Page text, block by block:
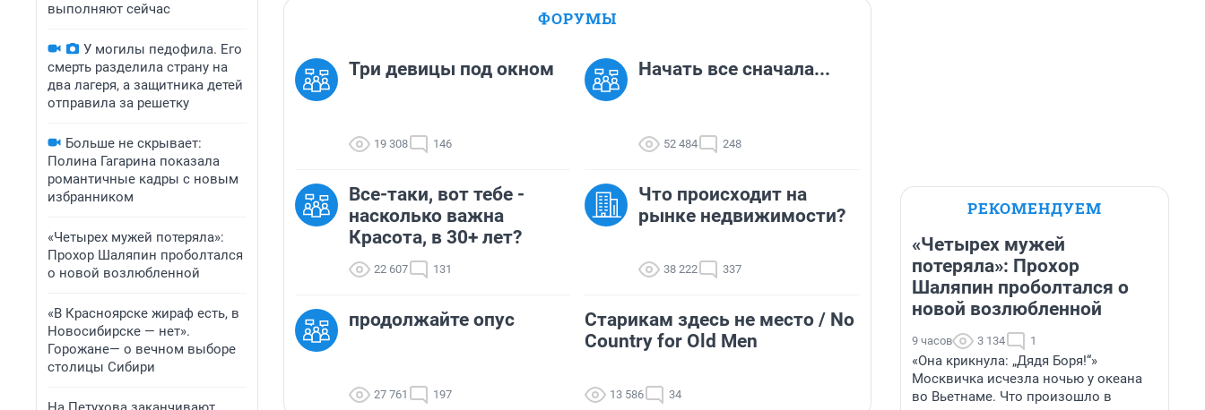
выполняют сейчас
У могилы педофила. Его
смерть разделила страну на
два лагеря, а защитника детей
отправила за решетку
Больше не скрывает:
Полина Гагарина показала
романтичные кадры с новым
избранником
«Четырех мужей потеряла»:
Прохор Шаляпин проболтался
о новой возлюбленной
«В Красноярске жираф есть, в
Новосибирске — нет».
Горожане— о вечном выборе
столицы Сибири
ФОРУМЫ
Три девицы под окном
19 308 146
Начать все сначала...
52 484 248
Все-таки, вот тебе -
насколько важна
Красота, в 30+ лет?
22 607 131
Что происходит на
рынке недвижимости?
38 222 337
продолжайте опус
27 761 197
Старикам здесь не место / No
Country for Old Men
13 586 34
РЕКОМЕНДУЕМ
«Четырех мужей
потеряла»: Прохор
Шаляпин проболтался о
новой возлюбленной
9 часов 3 134 1
«Она крикнула: „Дядя Боря!“»
Москвичка исчезла ночью у океана
во Вьетнаме. Что произошло в